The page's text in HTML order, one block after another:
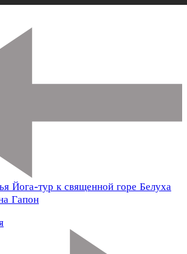
Йога-тур к священной горе Белуха
Гапон